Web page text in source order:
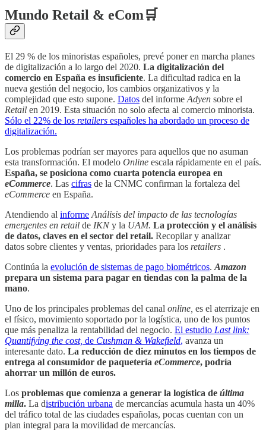
Mundo Retail & eCom🛒
El 29 % de los minoristas españoles, prevé poner en marcha planes
de digitalización a lo largo del 2020. La digitalización del
comercio en España es insuficiente. La dificultad radica en la
nueva gestión del negocio, los cambios organizativos y la
complejidad que esto supone. Datos del informe Adyen sobre el
Retail en 2019. Esta situación no solo afecta al comercio minorista.
Sólo el 22% de los retailers españoles ha abordado un proceso de
digitalización.
Los problemas podrían ser mayores para aquellos que no asuman
esta transformación. El modelo Online escala rápidamente en el país.
España, se posiciona como cuarta potencia europea en
eCommerce. Las cifras de la CNMC confirman la fortaleza del
eCommerce en España.
Atendiendo al informe Análisis del impacto de las tecnologías
emergentes en retail de IKNy la UAM. La protección y el análisis
de datos, claves en el sector del retail. Recopilar y analizar
datos sobre clientes y ventas, prioridades para los retailers .
Continúa la evolución de sistemas de pago biométricos. Amazon
prepara un sistema para pagar en tiendas con la palma de la
mano.
Uno de los principales problemas del canal online, es el aterrizaje en
el físico, movimiento soportado por la logística, uno de los puntos
que más penaliza la rentabilidad del negocio. El estudio Last link:
Quantifying the cost, de Cushman & Wakefield, avanza un
interesante dato. La reducción de diez minutos en los tiempos de
entrega al consumidor de paquetería eCommerce, podría
ahorrar un millón de euros.
Los problemas que comienza a generar la logística de última
milla. La distribución urbana de mercancías acumula hasta un 40%
del tráfico total de las ciudades españolas, pocas cuentan con un
plan integral para la movilidad de mercancías.